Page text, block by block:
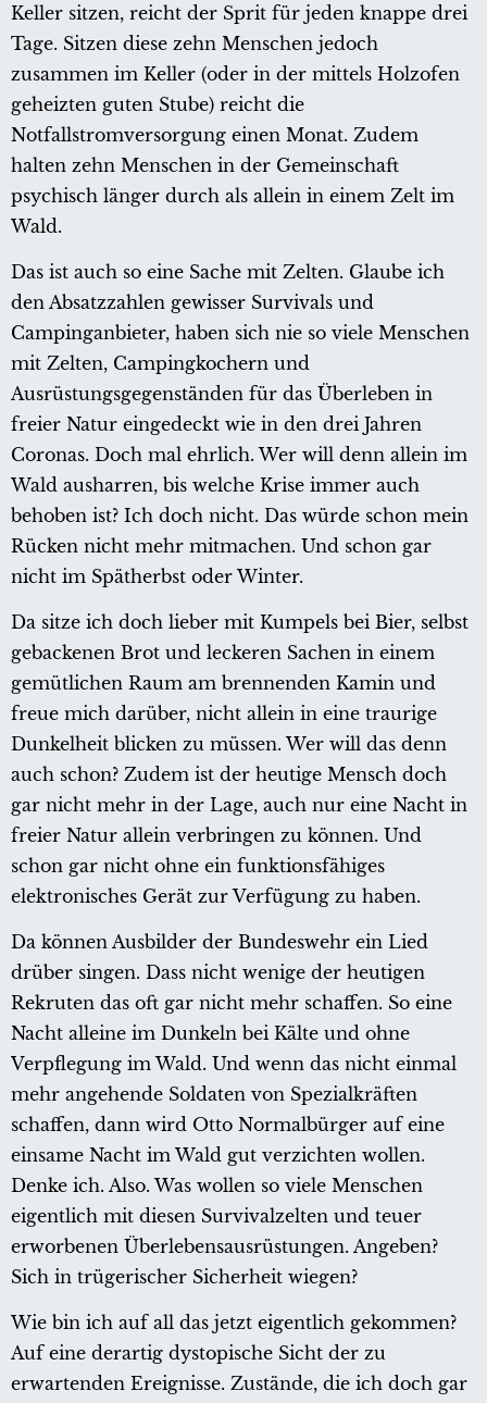
Keller sitzen, reicht der Sprit für jeden knappe drei
Tage. Sitzen diese zehn Menschen jedoch
zusammen im Keller (oder in der mittels Holzofen
geheizten guten Stube) reicht die
Notfallstromversorgung einen Monat. Zudem
halten zehn Menschen in der Gemeinschaft
psychisch länger durch als allein in einem Zelt im
Wald.
Das ist auch so eine Sache mit Zelten. Glaube ich
den Absatzzahlen gewisser Survivals und
Campinganbieter, haben sich nie so viele Menschen
mit Zelten, Campingkochern und
Ausrüstungsgegenständen für das Überleben in
freier Natur eingedeckt wie in den drei Jahren
Coronas. Doch mal ehrlich. Wer will denn allein im
Wald ausharren, bis welche Krise immer auch
behoben ist? Ich doch nicht. Das würde schon mein
Rücken nicht mehr mitmachen. Und schon gar
nicht im Spätherbst oder Winter.
Da sitze ich doch lieber mit Kumpels bei Bier, selbst
gebackenen Brot und leckeren Sachen in einem
gemütlichen Raum am brennenden Kamin und
freue mich darüber, nicht allein in eine traurige
Dunkelheit blicken zu müssen. Wer will das denn
auch schon? Zudem ist der heutige Mensch doch
gar nicht mehr in der Lage, auch nur eine Nacht in
freier Natur allein verbringen zu können. Und
schon gar nicht ohne ein funktionsfähiges
elektronisches Gerät zur Verfügung zu haben.
Da können Ausbilder der Bundeswehr ein Lied
drüber singen. Dass nicht wenige der heutigen
Rekruten das oft gar nicht mehr schaffen. So eine
Nacht alleine im Dunkeln bei Kälte und ohne
Verpflegung im Wald. Und wenn das nicht einmal
mehr angehende Soldaten von Spezialkräften
schaffen, dann wird Otto Normalbürger auf eine
einsame Nacht im Wald gut verzichten wollen.
Denke ich. Also. Was wollen so viele Menschen
eigentlich mit diesen Survivalzelten und teuer
erworbenen Überlebensausrüstungen. Angeben?
Sich in trügerischer Sicherheit wiegen?
Wie bin ich auf all das jetzt eigentlich gekommen?
Auf eine derartig dystopische Sicht der zu
erwartenden Ereignisse. Zustände, die ich doch gar